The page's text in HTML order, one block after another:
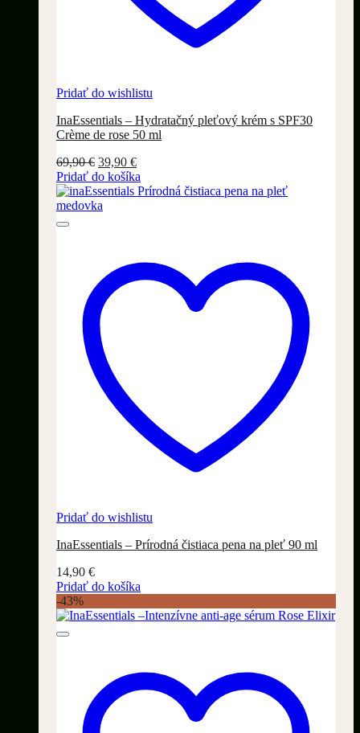
Pridať do wishlistu
InaEssentials – Hydratačný pleťový krém s SPF30
Crème de rose 50 ml
69,90€ Pôvodná
cena
bola:
69,90 €.
39,90 €Aktuálna
cena
je:
Pridať do košíka
Pridať do wishlistu
InaEssentials – Prírodná čistiaca pena na pleť 90 ml
14,90 €
Pridať do košíka
-43%